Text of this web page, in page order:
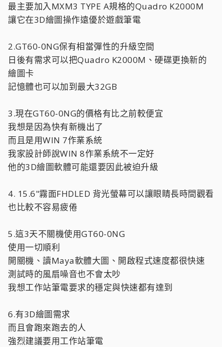
最主要加入MXM3 TYPE A規格的Quadro K2000M
讓它在3D繪圖操作遠優於遊戲筆電
2.GT60-0NG保有相當彈性的升級空間
日後有需求可以把Quadro K2000M、硬碟更換新的
繪圖卡
記憶體也可以加到最大32GB
3.現在GT60-0NG的價格有比之前較便宜
我想是因為快有新機出了
而且是用WIN 7作業系統
我家設計師說WIN 8作業系統不一定好
他的3D繪圖軟體可能還要因此被迫升級
4. 15.6"霧面FHDLED 背光螢幕可以讓眼睛長時間觀看
也比較不容易疲倦
5.這3天不關機使用GT60-0NG
使用一切順利
開關機、讀Maya軟體大圖、開啟程式速度都很快速
測試時的風扇噪音也不會太吵
我想工作站筆電要求的穩定與快速都有達到
6.有3D繪圖需求
而且會跑來跑去的人
強烈建議要用工作站筆電